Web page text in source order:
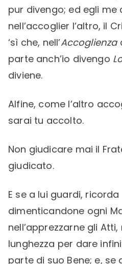
pur divengo; ed egli me
nell’accoglier l’altro, il
‘sì che, nell’Accoglienza
parte anch’io divengo
diviene.
Alfine, come l’altro
sarai tu accolto.
Non giudicare mai il
giudicato.
E se a lui guardi,
dimenticandone ogni
nell’apprezzarne gli
lunghezza per dare
parte di suo Bene; e,